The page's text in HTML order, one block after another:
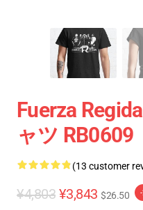
Fuerza
ャツ RB0609
(13 customer
¥4,803 ¥3,843 $26.50